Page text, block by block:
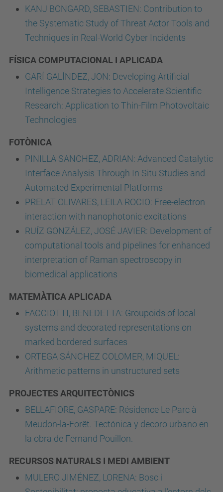
KANJ BONGARD, SEBASTIEN: Contribution to
the Systematic Study of Threat Actor Tools and
Techniques in Real-World Cyber Incidents
FÍSICA COMPUTACIONAL I APLICADA
GARÍ GALÍNDEZ, JON: Developing Artificial
Intelligence Strategies to Accelerate Scientific
Research: Application to Thin-Film Photovoltaic
Technologies
FOTÒNICA
PINILLA SANCHEZ, ADRIAN: Advanced Catalytic
Interface Analysis Through In Situ Studies and
Automated Experimental Platforms
PRELAT OLIVARES, LEILA ROCIO: Free-electron
interaction with nanophotonic excitations
RUÍZ GONZÁLEZ, JOSÉ JAVIER: Development of
computational tools and pipelines for enhanced
interpretation of Raman spectroscopy in
biomedical applications
MATEMÀTICA APLICADA
FACCIOTTI, BENEDETTA: Groupoids of local
systems and decorated representations on
marked bordered surfaces
ORTEGA SÁNCHEZ COLOMER, MIQUEL:
Arithmetic patterns in unstructured sets
PROJECTES ARQUITECTÒNICS
BELLAFIORE, GASPARE: Résidence Le Parc à
Meudon-la-Forêt. Tectónica y decoro urbano en
la obra de Fernand Pouillon.
RECURSOS NATURALS I MEDI AMBIENT
MULERO JIMÉNEZ, LORENA: Bosc i